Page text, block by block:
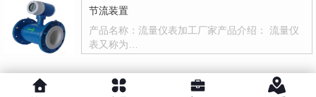
节流装置
产品名称：流量仪表加工厂家产品介绍： 流量仪
表又称为…